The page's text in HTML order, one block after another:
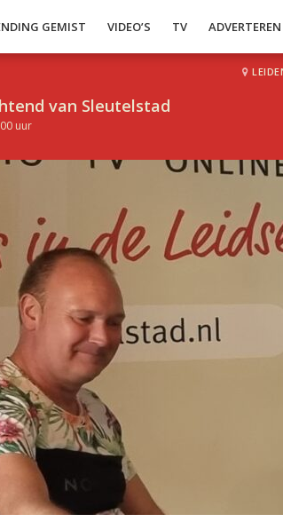
GEMIST VIDEO’S TV ADVERTEREN
van Sleutelstad
uur